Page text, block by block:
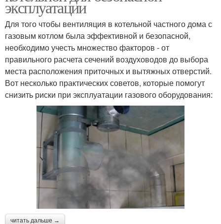
эксплуатации
Для того чтобы вентиляция в котельной частного дома с
газовым котлом была эффективной и безопасной,
необходимо учесть множество факторов - от
правильного расчета сечений воздуховодов до выбора
места расположения приточных и вытяжных отверстий.
Вот несколько практических советов, которые помогут
снизить риски при эксплуатации газового оборудования:
читать дальше →